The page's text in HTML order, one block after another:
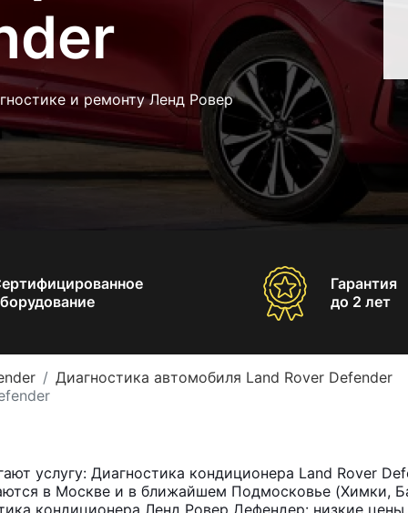
и ремонту Ленд Ровер
Гарантия
до 2 лет
Диагностика автомобиля Land Rover Defender
услугу: Диагностика кондиционера Land Rover
в Москве и в ближайшем Подмосковье (Химки,
кондиционера Ленд Ровер Дефендер: низкие цены.